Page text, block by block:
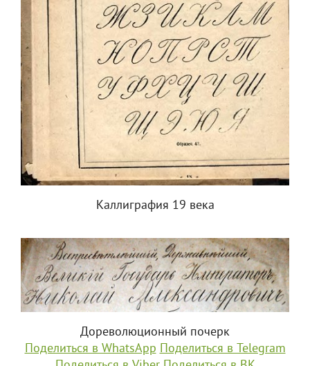
Каллиграфия 19 века
Дореволюционный почерк
Поделиться в WhatsApp Поделиться в Telegram